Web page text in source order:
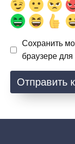
Сохранить
браузере